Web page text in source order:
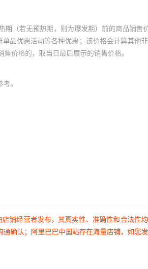
期（若无预热期，则为爆发期）前的商品销售
品优惠活动等各种优惠；该价格会计算其他
价格的，取当日最后展示的销售价格。
。
铺经营者发布，其真实性、准确性和合法性
确认；阿里巴巴中国站存在海量店铺，如您